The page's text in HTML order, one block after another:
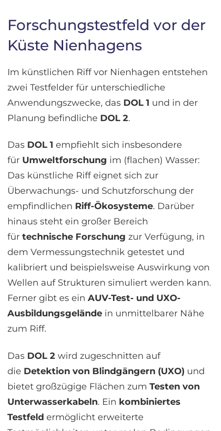
Forschungstestfeld vor der
Küste Nienhagens
Im künstlichen Riff vor Nienhagen entstehen
zwei Testfelder für unterschiedliche
Anwendungszwecke, das DOL 1 und in der
Planung befindliche DOL 2.
Das DOL 1 empfiehlt sich insbesondere
für Umweltforschung im (flachen) Wasser:
Das künstliche Riff eignet sich zur
Überwachungs- und Schutzforschung der
empfindlichen Riff-Ökosysteme. Darüber
hinaus steht ein großer Bereich
für technische Forschung zur Verfügung, in
dem Vermessungstechnik getestet und
kalibriert und beispielsweise Auswirkung von
Wellen auf Strukturen simuliert werden kann.
Ferner gibt es ein AUV-Test- und UXO-
Ausbildungsgelände in unmittelbarer Nähe
zum Riff.
Das DOL 2 wird zugeschnitten auf
die Detektion von Blindgängern (UXO) und
bietet großzügige Flächen zum Testen von
Unterwasserkabeln. Ein kombiniertes
Testfeld ermöglicht erweiterte